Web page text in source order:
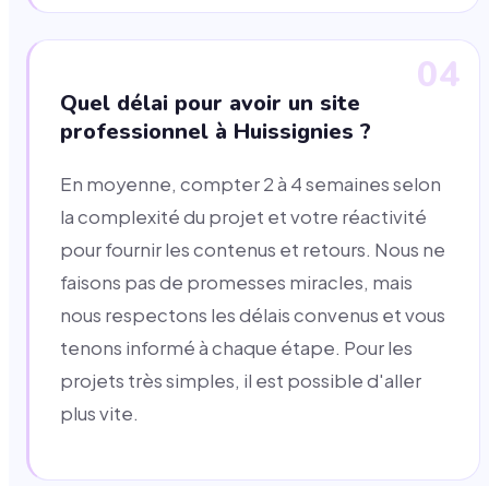
04
Quel délai pour avoir un site
professionnel à Huissignies ?
En moyenne, compter 2 à 4 semaines selon
la complexité du projet et votre réactivité
pour fournir les contenus et retours. Nous ne
faisons pas de promesses miracles, mais
nous respectons les délais convenus et vous
tenons informé à chaque étape. Pour les
projets très simples, il est possible d'aller
plus vite.